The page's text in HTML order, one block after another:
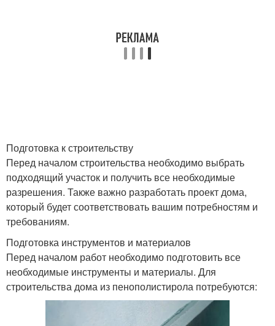
Подготовка к строительству
Перед началом строительства необходимо выбрать
подходящий участок и получить все необходимые
разрешения. Также важно разработать проект дома,
который будет соответствовать вашим потребностям и
требованиям.
Подготовка инструментов и материалов
Перед началом работ необходимо подготовить все
необходимые инструменты и материалы. Для
строительства дома из пенополистирола потребуются: